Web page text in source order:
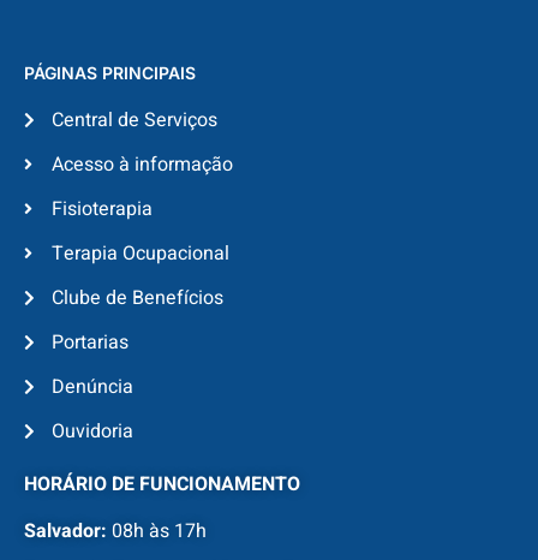
PÁGINAS PRINCIPAIS
Central de Serviços
Acesso à informação
Fisioterapia
Terapia Ocupacional
Clube de Benefícios
Portarias
Denúncia
Ouvidoria
HORÁRIO DE FUNCIONAMENTO
Salvador: 08h às 17h